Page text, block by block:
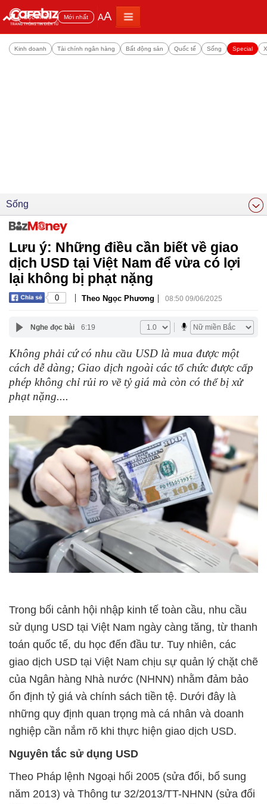
Đọc nhiều Mới nhất AA
Kinh doanh Tài chính ngân hàng Bất động sản Quốc tế Sống Special
Sống
Lưu ý: Những điều cần biết về giao
dịch USD tại Việt Nam để vừa có lợi
lại không bị phạt nặng
0 | Theo Ngọc Phương | 08:50 09/06/2025
Nghe đọc bài 6:19
Không phải cứ có nhu cầu USD là mua được một
cách dễ dàng; Giao dịch ngoài các tổ chức được cấp
phép không chỉ rủi ro về tỷ giá mà còn có thể bị xử
phạt nặng....
Trong bối cảnh hội nhập kinh tế toàn cầu, nhu cầu
sử dụng USD tại Việt Nam ngày càng tăng, từ thanh
toán quốc tế, du học đến đầu tư. Tuy nhiên, các
giao dịch USD tại Việt Nam chịu sự quản lý chặt chẽ
của Ngân hàng Nhà nước (NHNN) nhằm đảm bảo
ổn định tỷ giá và chính sách tiền tệ. Dưới đây là
những quy định quan trọng mà cá nhân và doanh
nghiệp cần nắm rõ khi thực hiện giao dịch USD.
Nguyên tắc sử dụng USD
Theo Pháp lệnh Ngoại hối 2005 (sửa đổi, bổ sung
năm 2013) và Thông tư 32/2013/TT-NHNN (sửa đổi